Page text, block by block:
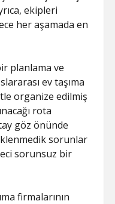
ekipleri
her aşamada en
planlama ve
ev taşıma
organize edilmiş
rota
göz önünde
sorunlar
sorunsuz bir
firmalarının